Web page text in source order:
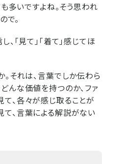
多いですよね。そう思われ
で。
「見て」「着て」感じてほ
それは、言葉でしか伝わら
んな価値を持つのか、ファ
、各々が感じ取ることが
、言葉による解説がない